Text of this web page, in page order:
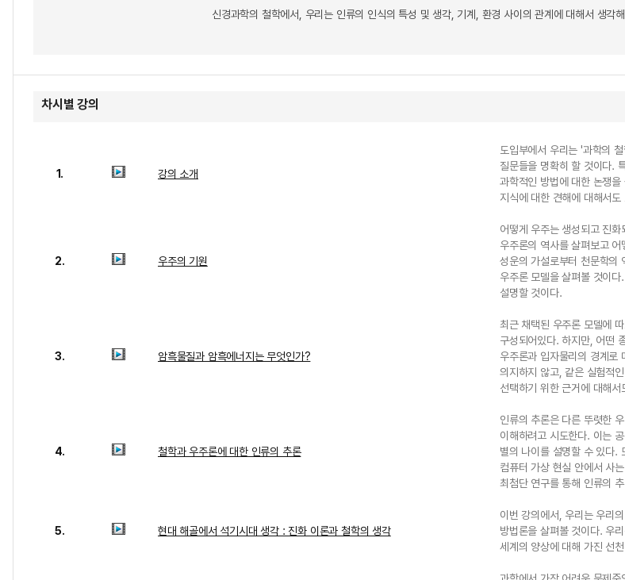
신경과학의 철학에서, 우리는 인류의 인식의 특성 및 생각, 기계, 환경 사이의 관계에 대해서 생각
차시별 강의
1. 강의 소개
도입부에서 우리는 '과학의
질문들을 명확히 할 것이다.
과학적인 방법에 대한 논쟁
지식에 대한 견해에 대해서
2. 우주의 기원
어떻게 우주는 생성되고 진
우주론의 역사를 살펴보고
성운의 가설로부터 천문학의
우주론 모델을 살펴볼 것이
설명할 것이다.
3. 암흑물질과 암흑에너지는 무엇인가?
최근 채택된 우주론 모델에
구성되어있다. 하지만, 어떤
우주론과 입자물리의 경계로
의지하지 않고, 같은 실험적
선택하기 위한 근거에 대해서
4. 철학과 우주론에 대한 인류의 추론
인류의 추론은 다른 뚜렷한
이해하려고 시도한다. 이는
별의 나이를 설명할 수 있다.
컴퓨터 가상 현실 안에서 사
최첨단 연구를 통해 인류의
5. 현대 해골에서 석기시대 생각 : 진화 이론과 철학의 생각
이번 강의에서, 우리는 우리
방법론을 살펴볼 것이다. 우
세계의 양상에 대해 가진 선